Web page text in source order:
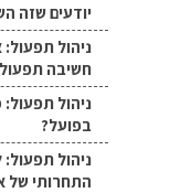
יודעים שזה
ניהול תפעול:
חשיבה
ניהול
בפועל?
ניהול
התחרותי של